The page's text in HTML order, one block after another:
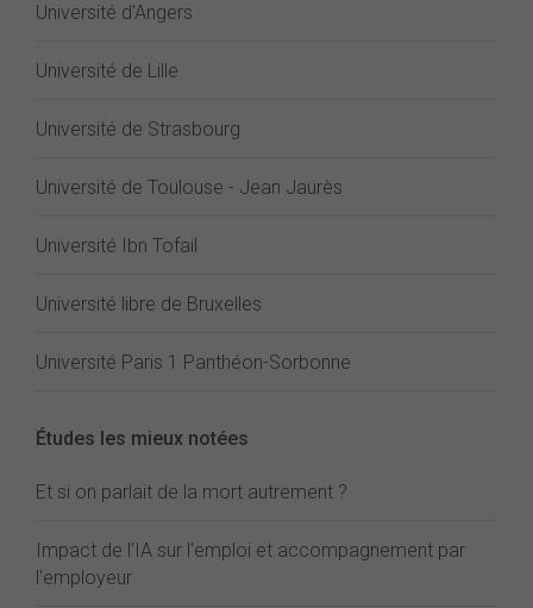
Université d'Angers
Université de Lille
Université de Strasbourg
Université de Toulouse - Jean Jaurès
Université Ibn Tofail
Université libre de Bruxelles
Université Paris 1 Panthéon-Sorbonne
Études les mieux notées
Et si on parlait de la mort autrement ?
Impact de l'IA sur l'emploi et accompagnement par
l'employeur